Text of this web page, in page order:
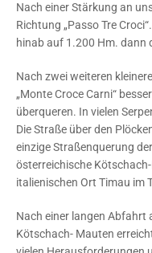
Nach einer Stärkung an
Richtung „Passo Tre
hinab auf 1.200 Hm. dann
Nach zwei weiteren
„Monte Croce Carni“
überqueren. In vielen
Die Straße über den
einzige Straßenquerung
österreichische
italienischen Ort Timau im
Nach einer langen Abfahrt
Kötschach- Mauten